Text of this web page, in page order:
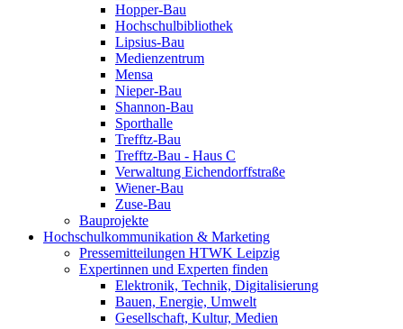
Hopper-Bau
Hochschulbibliothek
Lipsius-Bau
Medienzentrum
Mensa
Nieper-Bau
Shannon-Bau
Sporthalle
Trefftz-Bau
Trefftz-Bau - Haus C
Verwaltung Eichendorffstraße
Wiener-Bau
Zuse-Bau
Bauprojekte
Hochschulkommunikation & Marketing
Pressemitteilungen HTWK Leipzig
Expertinnen und Experten finden
Elektronik, Technik, Digitalisierung
Bauen, Energie, Umwelt
Gesellschaft, Kultur, Medien